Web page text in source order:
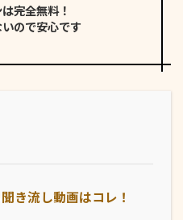
完全無料！
ので安心です
き流し動画はコレ！